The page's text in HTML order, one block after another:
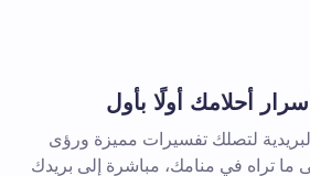
أحلامك أولًا بأول
لتصلك تفسيرات مميزة ورؤى
ما تراه في منامك، مباشرة إلى بريدك